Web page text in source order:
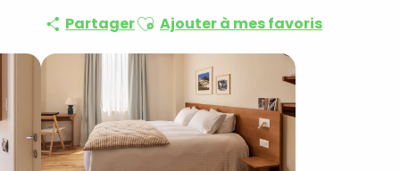
PartagerAjouter aux favoris
Ajouter à mes favoris